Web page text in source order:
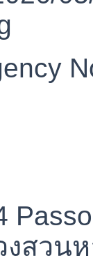
สวน